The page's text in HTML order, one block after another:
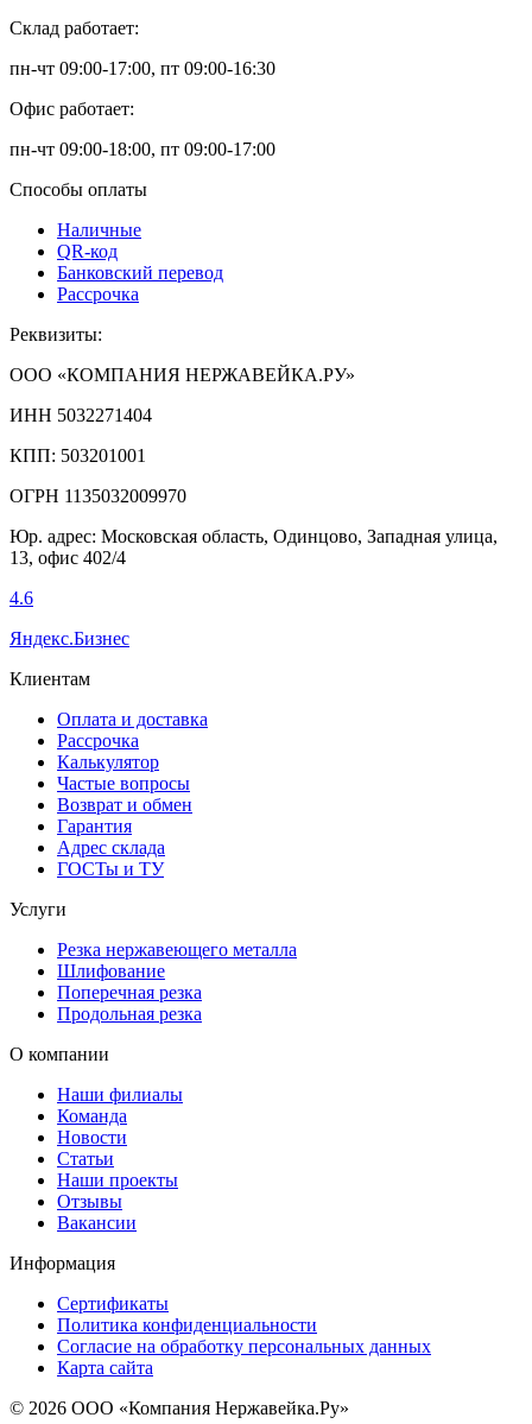
Склад работает:
пн-чт 09:00-17:00, пт 09:00-16:30
Офис работает:
пн-чт 09:00-18:00, пт 09:00-17:00
Способы оплаты
Наличные
QR-код
Банковский перевод
Рассрочка
Реквизиты:
ООО «КОМПАНИЯ НЕРЖАВЕЙКА.РУ»
ИНН 5032271404
КПП: 503201001
ОГРН 1135032009970
Юр. адрес: Московская область, Одинцово, Западная улица,
13, офис 402/4
4.6
Яндекс.Бизнес
Клиентам
Оплата и доставка
Рассрочка
Калькулятор
Частые вопросы
Возврат и обмен
Гарантия
Адрес склада
ГОСТы и ТУ
Услуги
Резка нержавеющего металла
Шлифование
Поперечная резка
Продольная резка
О компании
Наши филиалы
Команда
Новости
Статьи
Наши проекты
Отзывы
Вакансии
Информация
Сертификаты
Политика конфиденциальности
Согласие на обработку персональных данных
Карта сайта
© 2026 ООО «Компания Нержавейка.Ру»